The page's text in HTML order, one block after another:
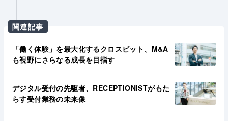
関連記事
「働く体験」を最大化するクロスビット、M&A
も視野にさらなる成長を目指す
デジタル受付の先駆者、RECEPTIONISTがもた
らす受付業務の未来像